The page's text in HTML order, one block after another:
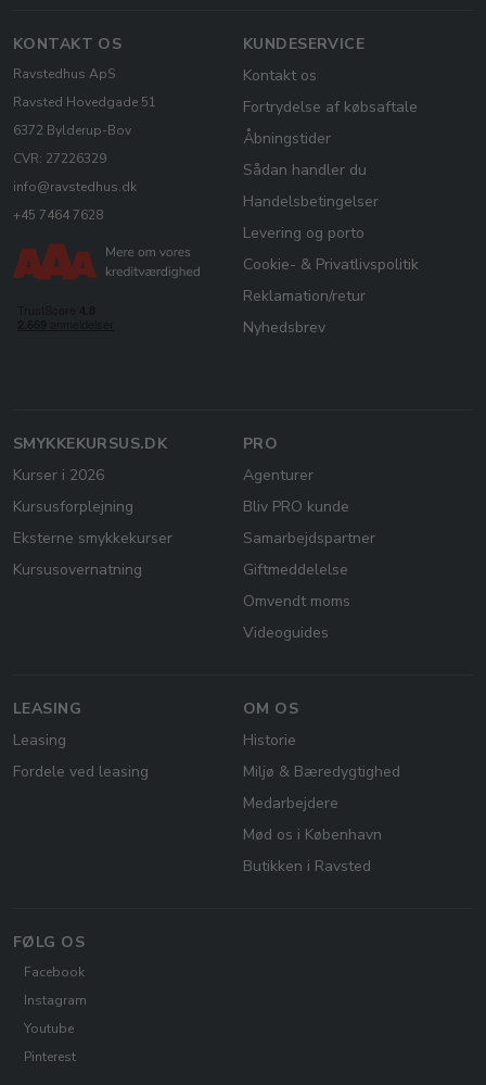
KONTAKT OS
Ravstedhus ApS
Ravsted Hovedgade 51
6372 Bylderup-Bov
CVR: 27226329
info@ravstedhus.dk
+45 7464 7628
KUNDESERVICE
Kontakt os
Fortrydelse af købsaftale
Åbningstider
Sådan handler du
Handelsbetingelser
Levering og porto
Cookie- & Privatlivspolitik
Reklamation/retur
Nyhedsbrev
SMYKKEKURSUS.DK
Kurser i 2026
Kursusforplejning
Eksterne smykkekurser
Kursusovernatning
PRO
Agenturer
Bliv PRO kunde
Samarbejdspartner
Giftmeddelelse
Omvendt moms
Videoguides
LEASING
Leasing
Fordele ved leasing
OM OS
Historie
Miljø & Bæredygtighed
Medarbejdere
Mød os i København
Butikken i Ravsted
FØLG OS
Facebook
Instagram
Youtube
Pinterest